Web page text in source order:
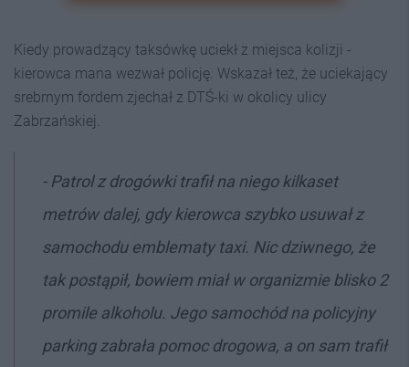
Kiedy prowadzący taksówkę uciekł z miejsca kolizji -
kierowca mana wezwał policję. Wskazał też, że uciekający
srebrnym fordem zjechał z DTŚ-ki w okolicy ulicy
Zabrzańskiej.
- Patrol z drogówki trafił na niego kilkaset
metrów dalej, gdy kierowca szybko usuwał z
samochodu emblematy taxi. Nic dziwnego, że
tak postąpił, bowiem miał w organizmie blisko 2
promile alkoholu. Jego samochód na policyjny
parking zabrała pomoc drogowa, a on sam trafił